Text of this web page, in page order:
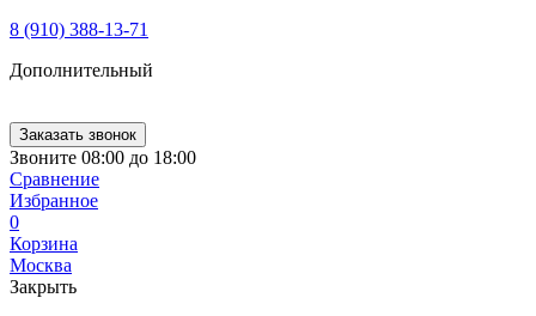
127549
Россия
250-
21-
51,
E-
mail:
sales@1Logistik.ru
8 (910) 388-13-71
Дополнительный
Заказать звонок
Звоните 08:00 до 18:00
Сравнение
Избранное
0
Корзина
Москва
Закрыть